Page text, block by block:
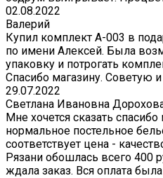
02.08.2022
Валерий
Купил комплект A-003 в
по имени Алексей. Была
упаковку и потрогать
Спасибо магазину. Советую
29.07.2022
Светлана Ивановна
Мне хочется сказать
нормальное постельное
соответствует цена -
Рязани обошлась всего 400
ждала заказ. Вся оплата